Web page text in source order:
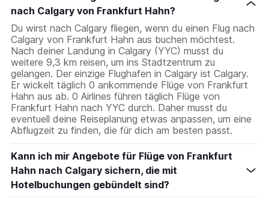
nach Calgary von Frankfurt Hahn?
Du wirst nach Calgary fliegen, wenn du einen Flug nach
Calgary von Frankfurt Hahn aus buchen möchtest.
Nach deiner Landung in Calgary (YYC) musst du
weitere 9,3 km reisen, um ins Stadtzentrum zu
gelangen. Der einzige Flughafen in Calgary ist Calgary.
Er wickelt täglich 0 ankommende Flüge von Frankfurt
Hahn aus ab. 0 Airlines führen täglich Flüge von
Frankfurt Hahn nach YYC durch. Daher musst du
eventuell deine Reiseplanung etwas anpassen, um eine
Abflugzeit zu finden, die für dich am besten passt.
Kann ich mir Angebote für Flüge von Frankfurt
Hahn nach Calgary sichern, die mit
Hotelbuchungen gebündelt sind?